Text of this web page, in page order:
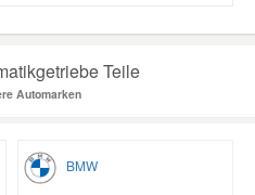
Teile
Automarken
BMW